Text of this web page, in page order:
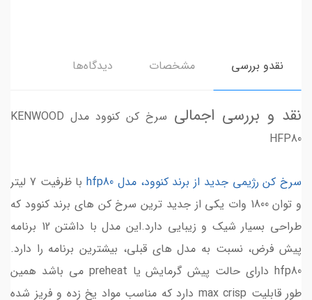
نقدو بررسی مشخصات دیدگاه‌ها
نقد و بررسی اجمالی
سرخ کن کنوود مدل KENWOOD
HFP80
سرخ کن رژیمی جدید از برند کنوود، مدل hfp80
با ظرفیت 7 لیتر
و توان 1800 وات یکی از جدید ترین سرخ کن های برند کنوود که
طراحی بسیار شیک و زیبایی دارد.این مدل با داشتن 12 برنامه
پیش فرض، نسبت به مدل های قبلی، بیشترین برنامه را دارد.
hfp80 دارای حالت پیش گرمایش یا preheat می باشد همین
طور قابلیت max crisp دارد که مناسب مواد یخ زده و فریز شده